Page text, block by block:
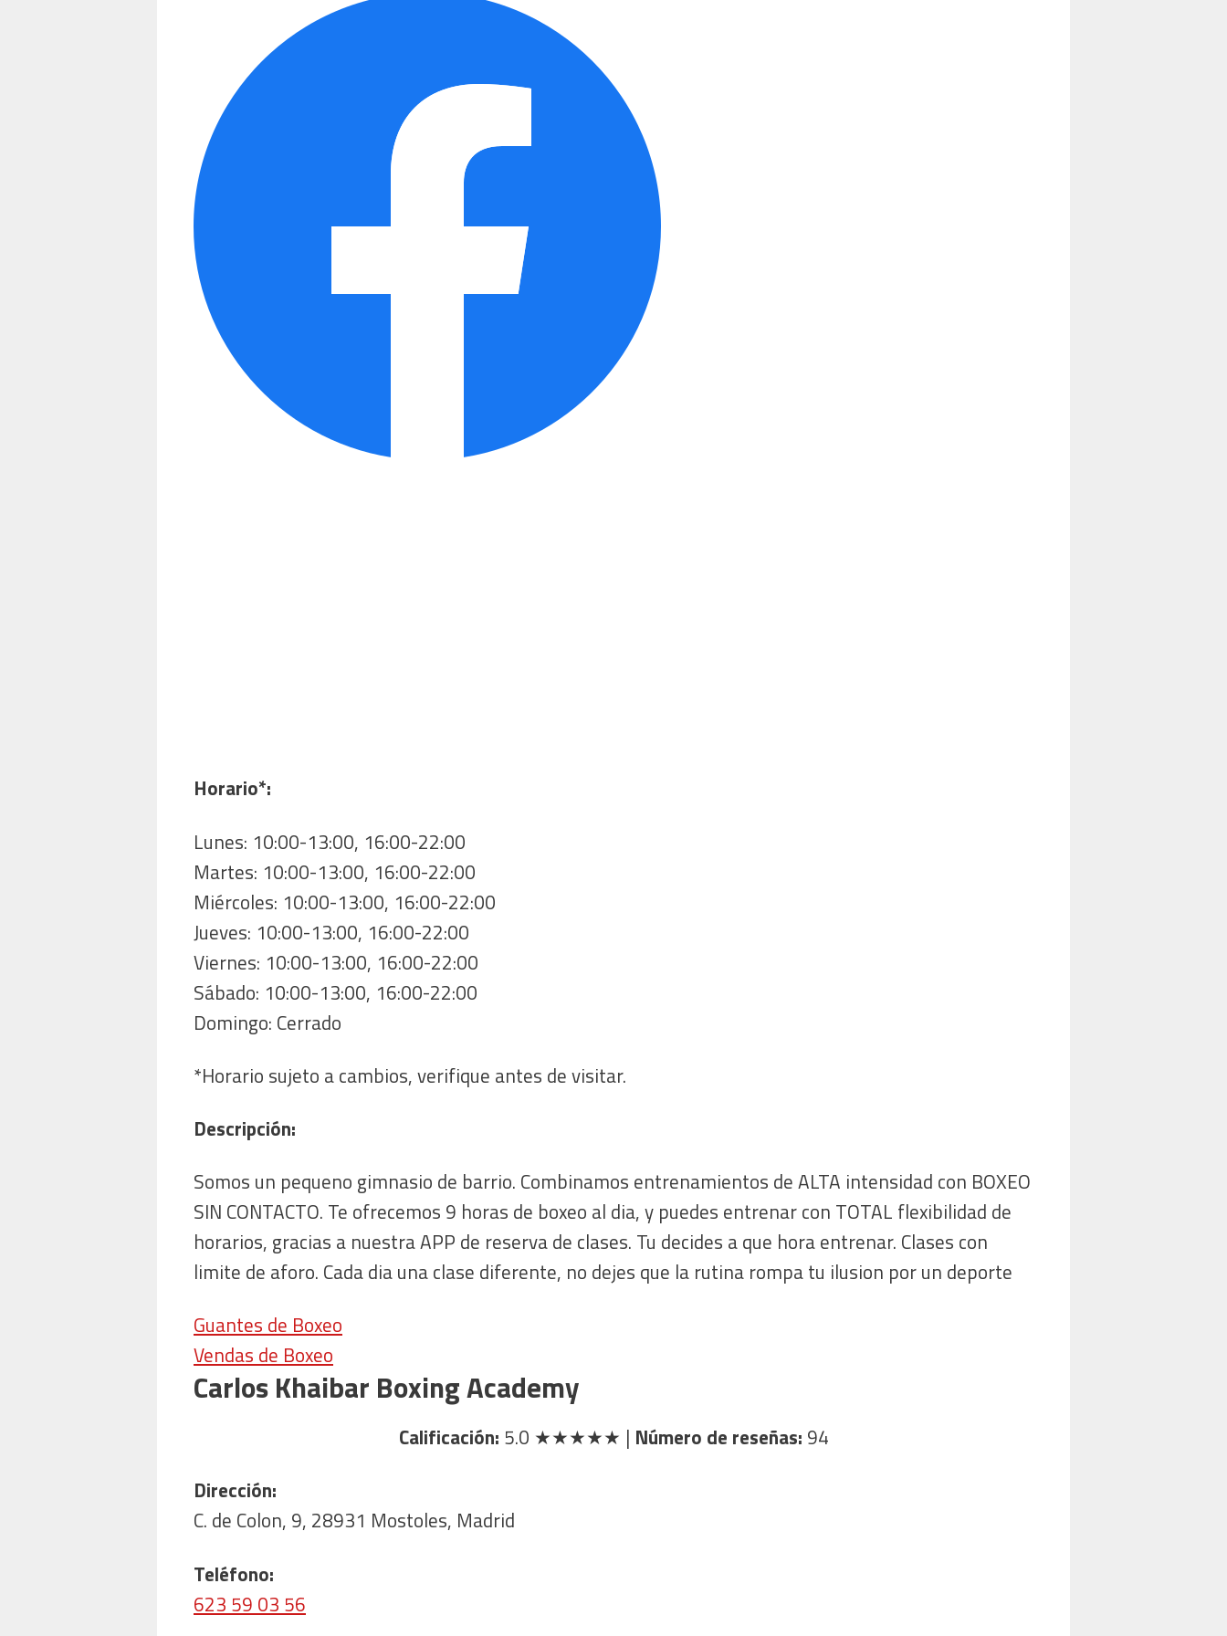
Horario*:
Lunes: 10:00-13:00, 16:00-22:00
Martes: 10:00-13:00, 16:00-22:00
Miércoles: 10:00-13:00, 16:00-22:00
Jueves: 10:00-13:00, 16:00-22:00
Viernes: 10:00-13:00, 16:00-22:00
Sábado: 10:00-13:00, 16:00-22:00
Domingo: Cerrado
*Horario sujeto a cambios, verifique antes de visitar.
Descripción:
Somos un pequeno gimnasio de barrio. Combinamos entrenamientos de ALTA intensidad con BOXEO
SIN CONTACTO. Te ofrecemos 9 horas de boxeo al dia, y puedes entrenar con TOTAL flexibilidad de
horarios, gracias a nuestra APP de reserva de clases. Tu decides a que hora entrenar. Clases con
limite de aforo. Cada dia una clase diferente, no dejes que la rutina rompa tu ilusion por un deporte
Guantes de Boxeo
Vendas de Boxeo
Carlos Khaibar Boxing Academy
Calificación: 5.0 ★★★★★ | Número de reseñas: 94
Dirección:
C. de Colon, 9, 28931 Mostoles, Madrid
Teléfono:
623 59 03 56